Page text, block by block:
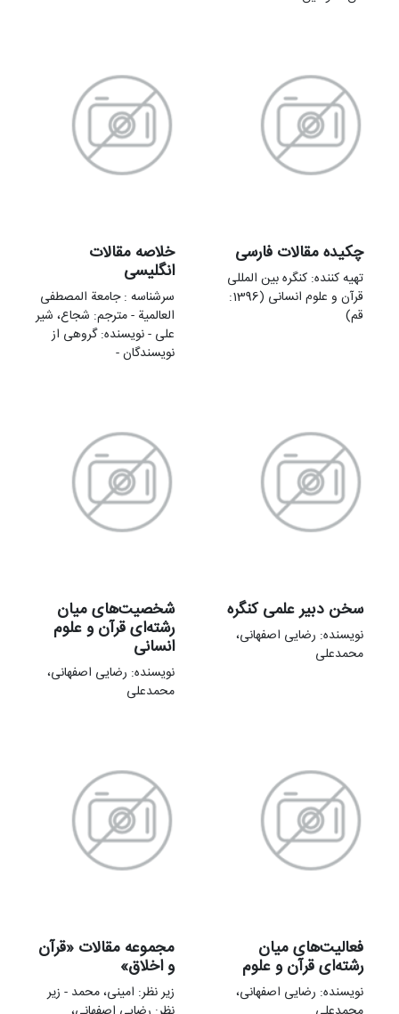
چکیده مقالات فارسی
تهيه کننده: کنگره بین المللی
قرآن و علوم انسانی (1396:
قم)
خلاصه مقالات
انگلیسی
سرشناسه : جامعة المصطفی
العالمیة - مترجم: شجاع، شیر
علی - نویسنده: گروهی از
نویسندگان -
سخن دبیر علمی کنگره
نویسنده: رضایی اصفهانی،
محمدعلی
شخصیت‌های میان
رشته‌ای قرآن و علوم
انسانی
نویسنده: رضایی اصفهانی،
محمدعلی
فعالیت‌های میان
رشته‌ای قرآن و علوم
نویسنده: رضایی اصفهانی،
مجموعه مقالات «قرآن
و اخلاق»
زير نظر: امینی، محمد - زير